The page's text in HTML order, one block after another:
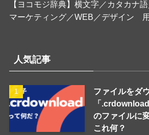
【ヨコモジ辞典】横文字／カタカナ
マーケティング／WEB／デザイン
人気記事
ファイルをダ
「
のファイルに
これ何？